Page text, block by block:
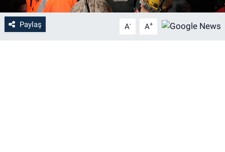
Paylaş A- A+